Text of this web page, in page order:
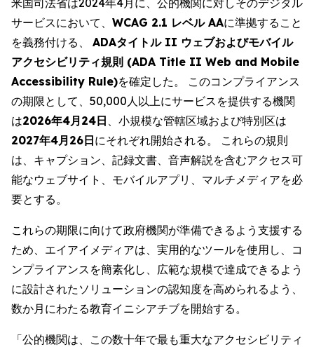
米国司法省は2024年4月に、公的機関に対しそのデジタル
サービスにおいて、 WCAG 2.1 レベル AAに準拠すること
を義務付ける、 ADAタイトル II ウェブおよびモバイル
アクセシビリティ規則 (ADA Title II Web and Mobile
Accessibility Rule)を確定した。 このコンプライアンス
の期限として、50,000人以上にサービスを提供する機関
は2026年4月24日 、小規模な管轄区域および特別区は
2027年4月26日にそれぞれ開始される。 これらの規則
は、キャプション、記録文書、音声解説を含むアクセス可
能なウェブサイト、モバイルアプリ、マルチメディアを必
要とする。
これらの期限に向けて政府機関が準備できるよう支援する
ため、エイアイメディアは、実用的なツールを使用し、コ
ンプライアンスを簡素化し、広範な規模で達成できるよう
に設計されたソリューションの認知度を高められるよう、
数か月にわたる教育イニシアチブを開始する。
「公的機関は、この数十年で最も重大なアクセシビリティ